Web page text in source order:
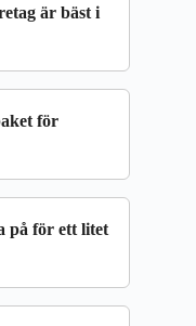
är bäst i
för
på för ett litet